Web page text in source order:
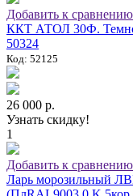
Добавить к сравнению
ККТ АТОЛ 30Ф.
50324
Код: 52125
26 000 р.
Узнать скидку!
1
Добавить к сравнению
Ларь морозильный